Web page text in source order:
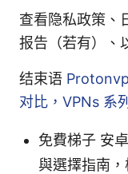
查看隐私政策、
报告（若有）、
结束语
对比，VPNs 系
免費梯子 安
與選擇指南